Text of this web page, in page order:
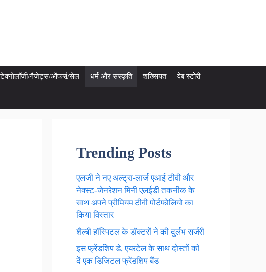
टेक्नाेलाॅजी/गैजेट्स/ऑफर्स/सेल धर्म और संस्कृति शख्सियत वेब स्टोरी
Trending Posts
एलजी ने नए अल्ट्रा-लार्ज एआई टीवी और
नेक्स्ट-जेनरेशन मिनी एलईडी तकनीक के
साथ अपने प्रीमियम टीवी पोर्टफोलियो का
किया विस्तार
शैल्बी हॉस्पिटल के डॉक्टरों ने की दुर्लभ सर्जरी
इस फ्रेंडशिप डे, एयरटेल के साथ दोस्तों को
दें एक डिजिटल फ्रेंडशिप बैंड